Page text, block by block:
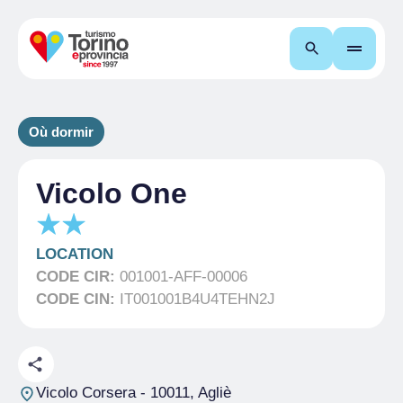
Recherche
Où dormir
Vicolo One
LOCATION
CODE CIR: 001001-AFF-00006
CODE CIN: IT001001B4U4TEHN2J
Vicolo Corsera- 10011, Agliè